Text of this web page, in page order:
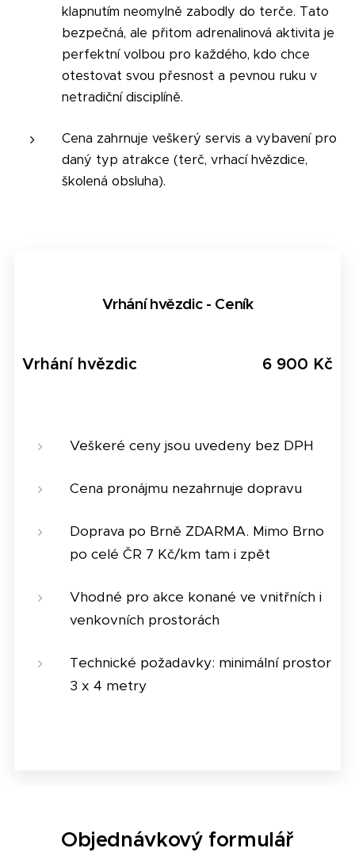
klapnutím neomylně zabodly do terče. Tato
bezpečná, ale přitom adrenalinová aktivita je
perfektní volbou pro každého, kdo chce
otestovat svou přesnost a pevnou ruku v
netradiční disciplíně.
Cena zahrnuje veškerý servis a vybavení pro
daný typ atrakce (terč, vrhací hvězdice,
školená obsluha).
Vrhání hvězdic - Ceník
Vrhání hvězdic 6 900 Kč
Veškeré ceny jsou uvedeny bez DPH
Cena pronájmu nezahrnuje dopravu
Doprava po Brně ZDARMA. Mimo Brno
po celé ČR 7 Kč/km tam i zpět
Vhodné pro akce konané ve vnitřních i
venkovních prostorách
Technické požadavky: minimální prostor
3 x 4 metry
Objednávkový formulář